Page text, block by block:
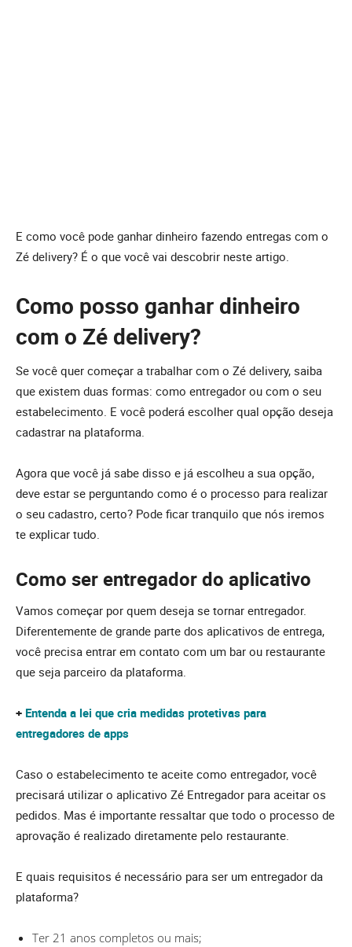
E como você pode ganhar dinheiro fazendo entregas com o
Zé delivery? É o que você vai descobrir neste artigo.
Como posso ganhar dinheiro
com o Zé delivery?
Se você quer começar a trabalhar com o Zé delivery, saiba
que existem duas formas: como entregador ou com o seu
estabelecimento. E você poderá escolher qual opção deseja
cadastrar na plataforma.
Agora que você já sabe disso e já escolheu a sua opção,
deve estar se perguntando como é o processo para realizar
o seu cadastro, certo? Pode ficar tranquilo que nós iremos
te explicar tudo.
Como ser entregador do aplicativo
Vamos começar por quem deseja se tornar entregador.
Diferentemente de grande parte dos aplicativos de entrega,
você precisa entrar em contato com um bar ou restaurante
que seja parceiro da plataforma.
+ Entenda a lei que cria medidas protetivas para
entregadores de apps
Caso o estabelecimento te aceite como entregador, você
precisará utilizar o aplicativo Zé Entregador para aceitar os
pedidos. Mas é importante ressaltar que todo o processo de
aprovação é realizado diretamente pelo restaurante.
E quais requisitos é necessário para ser um entregador da
plataforma?
Ter 21 anos completos ou mais;